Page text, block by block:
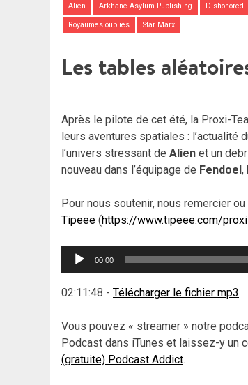
Alien Arkhane Asylum Publishing Dishonored
Royaumes oubliés Star Marx
Les tables
Après le pilote de cet été, la Proxi-
leurs aventures spatiales : l’actualité
l’univers stressant de Alien et un
nouveau dans l’équipage de Fendoel,
Pour nous soutenir, nous remercier
Tipeee (https://www.tipeee.com/
Lecteur
00:00
02:11:48 - Télécharger le fichier mp3
Vous pouvez « streamer » notre
Podcast dans iTunes et laissez-y un
(gratuite) Podcast Addict.